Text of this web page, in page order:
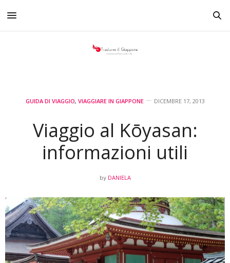
GUIDA DI VIAGGIO, VIAGGIARE IN GIAPPONE DICEMBRE 17, 2013
Viaggio al Kōyasan:
informazioni utili
by DANIELA